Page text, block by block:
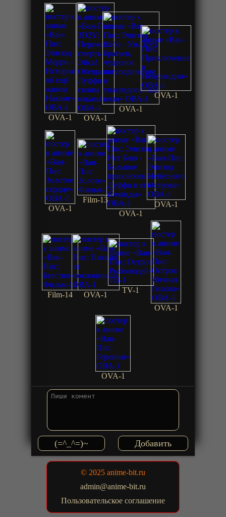
OVA-1 OVA-1
OVA-1
OVA-1
OVA-1
Film-13
OVA-1
OVA-1
Film-14 OVA-1
TV-1
OVA-1
OVA-1
(=^_^=)~
© 2025 anime-bit.ru
admin@anime-bit.ru
Пользовательское соглашение